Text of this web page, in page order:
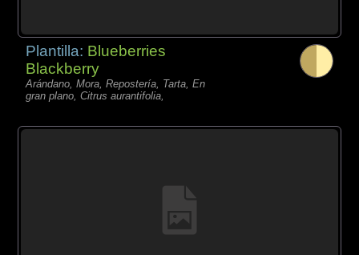
Plantilla: Blueberries
Blackberry
Arándano, Mora, Repostería, Tarta, En
gran plano, Citrus aurantifolia,